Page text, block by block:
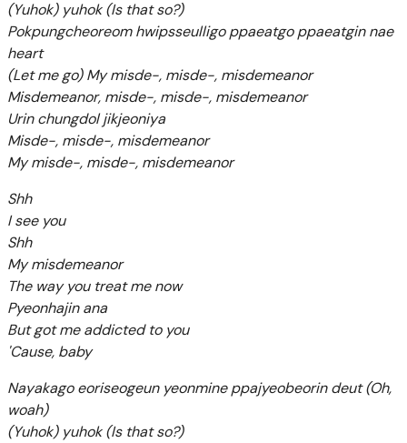
(Yuhok) yuhok (Is that so?)
Pokpungcheoreom hwipsseulligo ppaeatgo ppaeatgin nae
heart
(Let me go) My misde-, misde-, misdemeanor
Misdemeanor, misde-, misde-, misdemeanor
Urin chungdol jikjeoniya
Misde-, misde-, misdemeanor
My misde-, misde-, misdemeanor
Shh
I see you
Shh
My misdemeanor
The way you treat me now
Pyeonhajin ana
But got me addicted to you
'Cause, baby
Nayakago eoriseogeun yeonmine ppajyeobeorin deut (Oh,
woah)
(Yuhok) yuhok (Is that so?)